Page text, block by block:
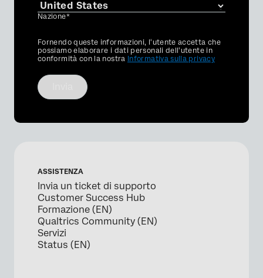
Nazione*
Privacy
Optin
Fornendo queste informazioni, l'utente accetta che
possiamo elaborare i dati personali dell'utente in
conformità con la nostra Informativa sulla privacy
ASSISTENZA
Invia un ticket di supporto
Customer Success Hub
Formazione (EN)
Qualtrics Community (EN)
Servizi
Status (EN)